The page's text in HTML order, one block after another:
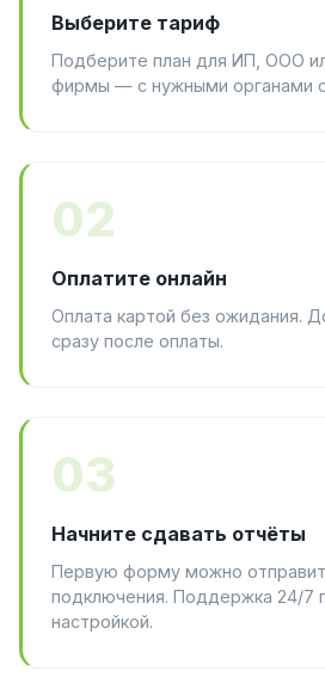
Выберите тариф
Подберите план для ИП, ООО
фирмы — с нужными органами
02
Оплатите онлайн
Оплата картой без ожидания.
сразу после оплаты.
03
Начните сдавать отчёты
Первую форму можно
подключения. Поддержка 24/7
настройкой.